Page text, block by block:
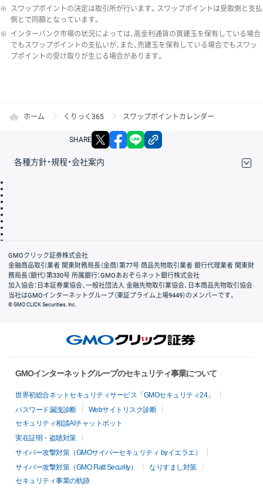
※ スワップポイントの決定は取引所が行います。スワップポイントは受取側と支払
側とで同額となっています。
※ インターバンク市場の状況によっては、高金利通貨の買建玉を保有している場合
でもスワップポイントの支払いが、また、売建玉を保有している場合でもスワッ
プポイントの受け取りが生じる場合があります。
ホーム くりっく365 スワップポイントカレンダー
SHARE X facebook
各種方針・規程・会社案内
会社案内
GMOクリック証券株式会社
金融商品取引業者 関東財務局長（金商）第77号 商品先物取引業者 銀行代理業者 関東財
務局長（銀代）第330号 所属銀行：GMOあおぞらネット銀行株式会社
加入協会：日本証券業協会、一般社団法人 金融先物取引業協会、日本商品先物取引協会
当社はGMOインターネットグループ（東証プライム上場9449）のメンバーです。
© GMO CLICK Securities, Inc.
GMOインターネットグループのセキュリティ事業について
世界初総合ネットセキュリティサービス「GMOセキュリティ24」
パスワード漏洩診断
Webサイトリスク診断
セキュリティ相談AIチャットボット
実在証明・盗聴対策
サイバー攻撃対策（GMOサイバーセキュリティ byイエラエ）
サイバー攻撃対策（GMO Flatt Security）
なりすまし対策
セキュリティ事業の軌跡